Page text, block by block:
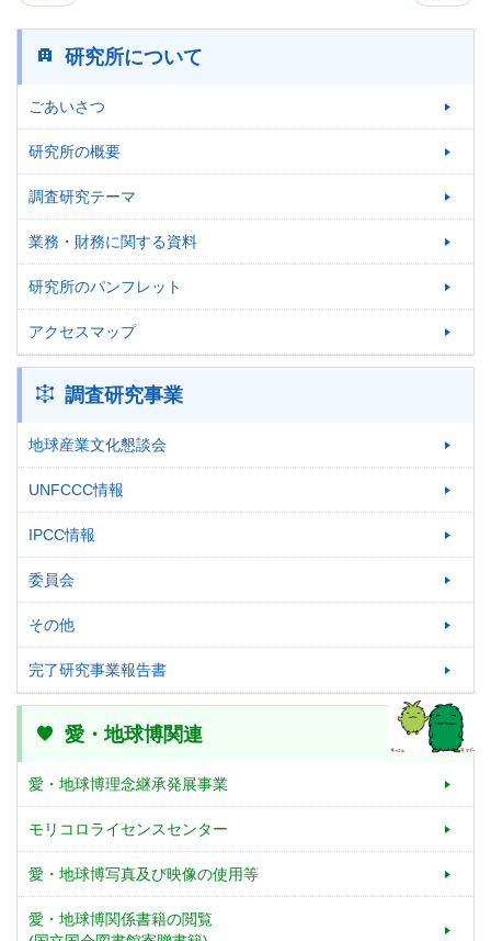
研究所について
ごあいさつ
研究所の概要
調査研究テーマ
業務・財務に関する資料
研究所のパンフレット
アクセスマップ
調査研究事業
地球産業文化懇談会
UNFCCC情報
IPCC情報
委員会
その他
完了研究事業報告書
愛・地球博関連
愛・地球博理念継承発展事業
モリコロライセンスセンター
愛・地球博写真及び映像の使用等
愛・地球博関係書籍の閲覧